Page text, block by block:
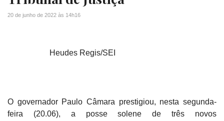
20 de junho de 2022 às 14h16
Heudes Regis/SEI
O governador Paulo Câmara prestigiou, nesta segunda-
feira (20.06), a posse solene de três novos